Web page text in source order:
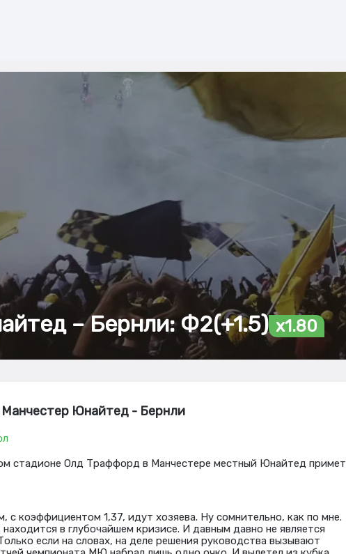
– Бернли: Ф2(+1.5) x1.80
Манчестер Юнайтед - Бернли
стадионе Олд Траффорд в Манчестере местный Юнайтед примет
с коэффициентом 1,37, идут хозяева. Ну сомнительно, как по мне.
в глубочайшем кризисе. И давным давно не является
если на словах, на деле решения руководства вызывают